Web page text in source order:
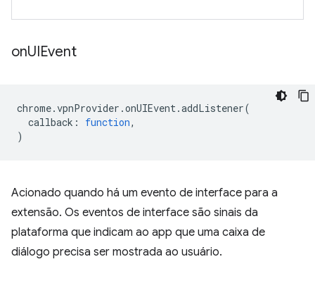
onUIEvent
chrome.vpnProvider .onUIEvent.addListener(
callback : function,
)
Acionado quando há um evento de interface para a
extensão. Os eventos de interface são sinais da
plataforma que indicam ao app que uma caixa de
diálogo precisa ser mostrada ao usuário.